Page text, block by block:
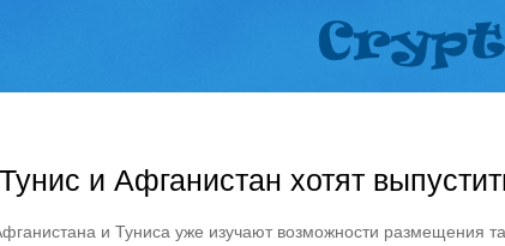
и Афганистан хотят
и Туниса уже изучают возможности размещения